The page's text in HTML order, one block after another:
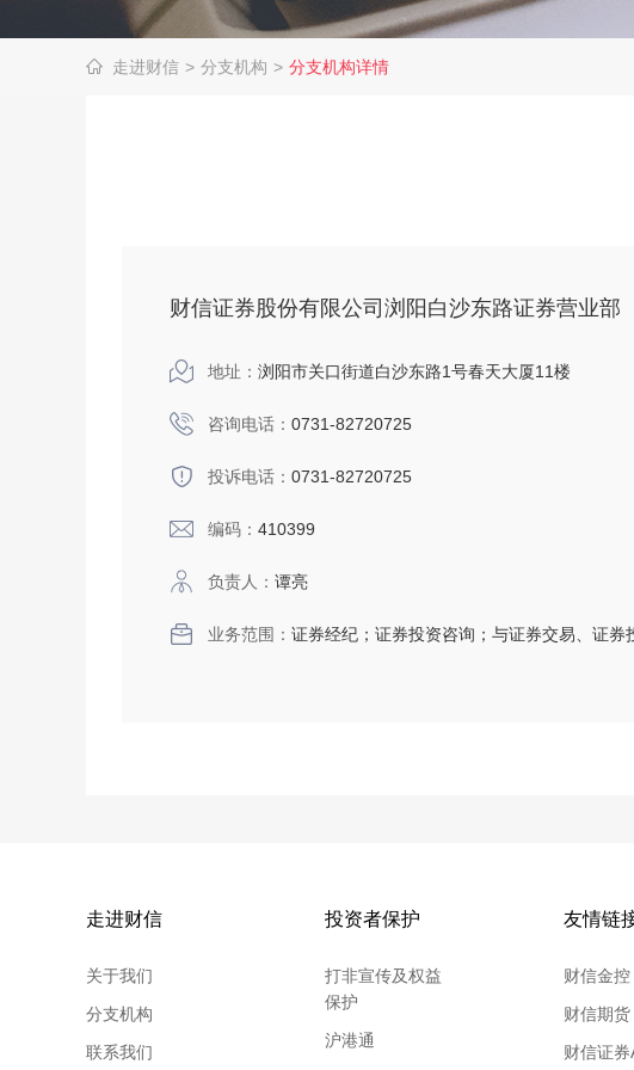
走进财信 > 分支机构 > 分支机构详情
财信证券股份有限公司浏阳白沙东路证券营业部
地址： 浏阳市关口街道白沙东路1号春天大厦11楼
咨询电话： 0731-82720725
投诉电话： 0731-82720725
编码： 410399
负责人： 谭亮
业务范围： 证券经纪；证券投资咨询；与证券交易、证券
走进财信
关于我们
分支机构
联系我们
投资者保护
打非宣传及权益
保护
沪港通
友情链
财信金控
财信期货
财信证券